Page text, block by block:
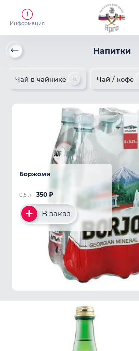
Информация
Напитки
Чай в чайнике 11 Чай / кофе
Боржоми
350 ₽
0,5 л
В заказ